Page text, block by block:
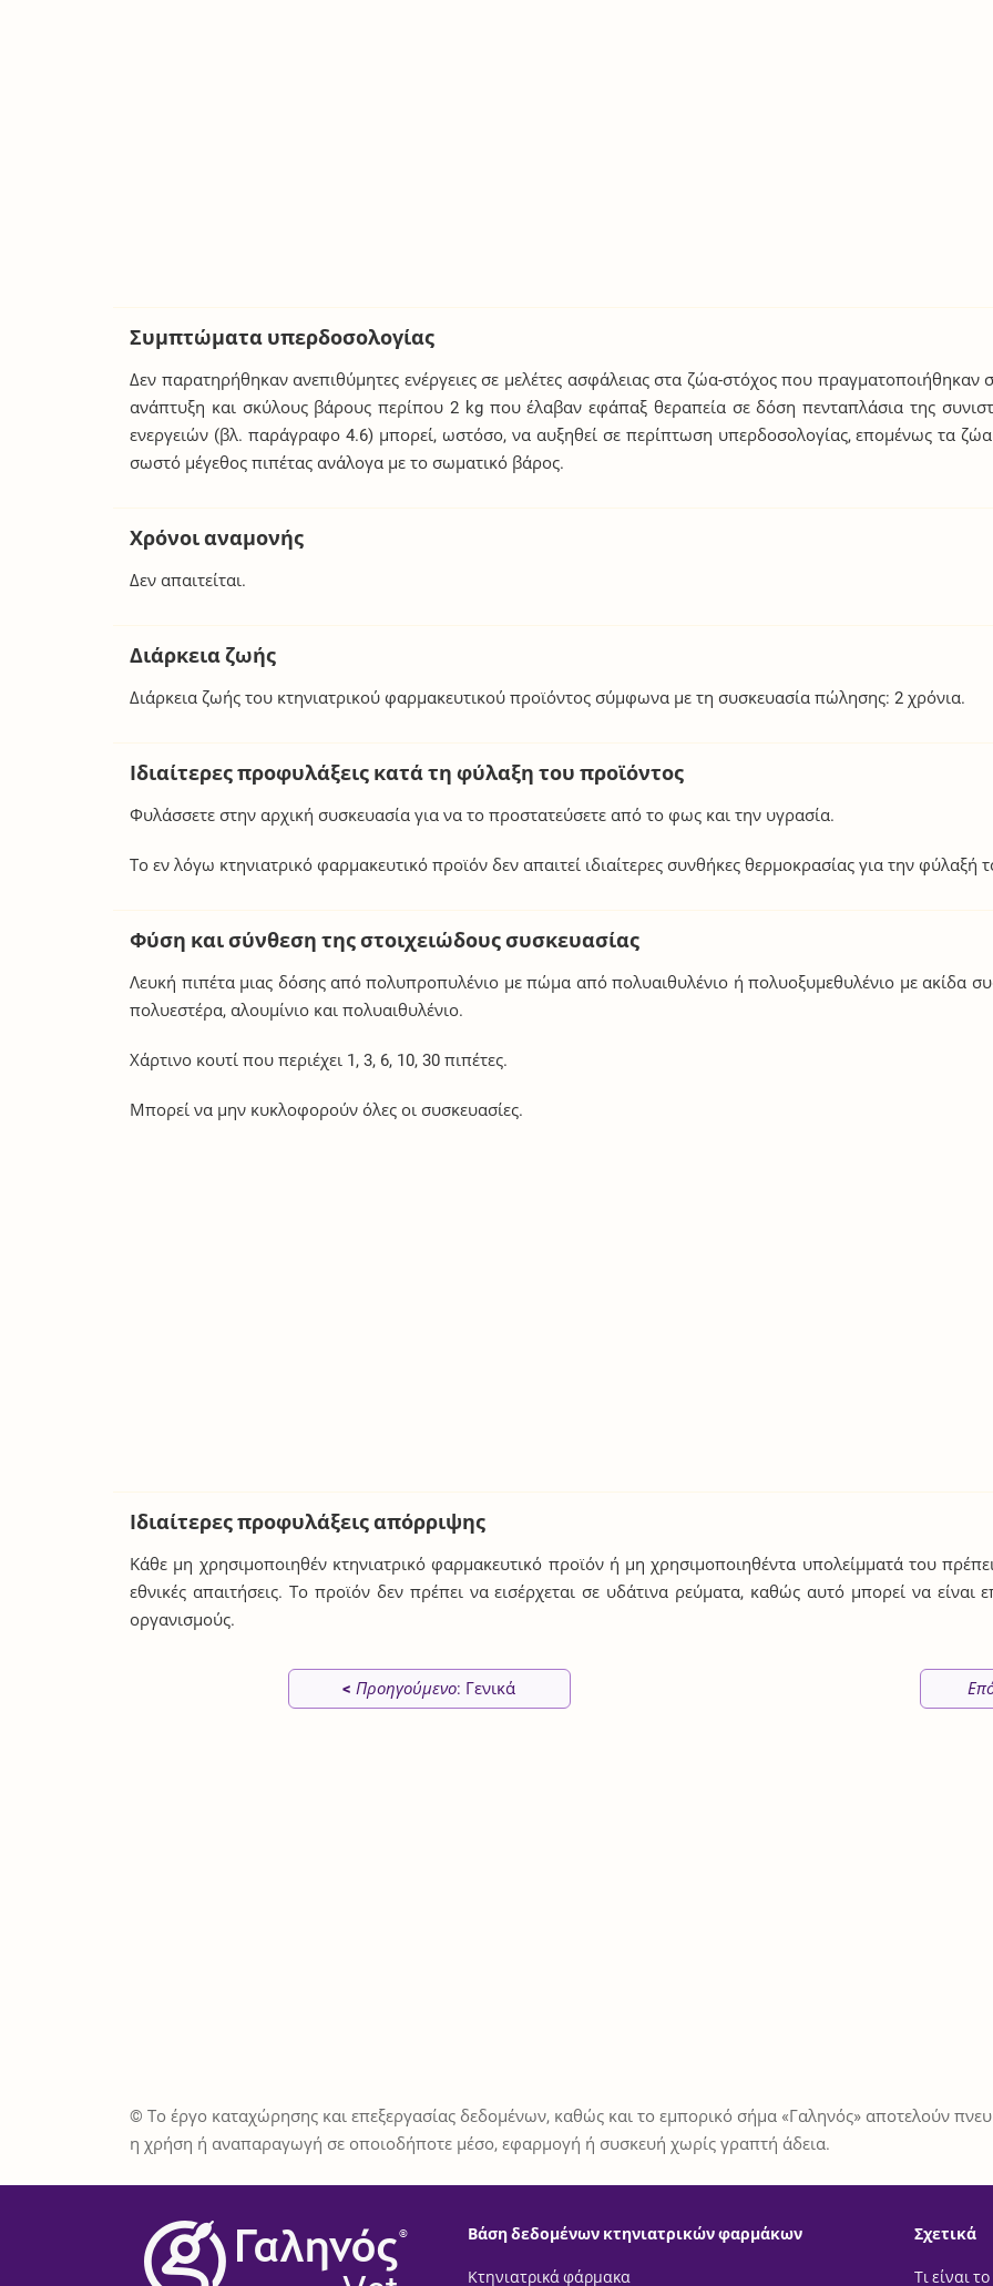
Συμπτώματα υπερδοσολογίας
Δεν παρατηρήθηκαν ανεπιθύμητες ενέργειες σε μελέτες ασφάλειας στα ζώα-στόχος που
ανάπτυξη και σκύλους βάρους περίπου 2 kg που έλαβαν εφάπαξ θεραπεία σε δόση πενταπλάσια της
ενεργειών (βλ. παράγραφο 4.6) μπορεί, ωστόσο, να αυξηθεί σε περίπτωση υπερδοσολογίας, επομένως τα
σωστό μέγεθος πιπέτας ανάλογα με το σωματικό βάρος.
Χρόνοι αναμονής
Δεν απαιτείται.
Διάρκεια ζωής
Διάρκεια ζωής του κτηνιατρικού φαρμακευτικού προϊόντος σύμφωνα με τη συσκευασία πώλησης: 2 χρόνια.
Ιδιαίτερες προφυλάξεις κατά τη φύλαξη του προϊόντος
Φυλάσσετε στην αρχική συσκευασία για να το προστατεύσετε από το φως και την υγρασία.
Το εν λόγω κτηνιατρικό φαρμακευτικό προϊόν δεν απαιτεί ιδιαίτερες συνθήκες θερμοκρασίας για την φύλαξή
Φύση και σύνθεση της στοιχειώδους συσκευασίας
Λευκή πιπέτα μιας δόσης από πολυπροπυλένιο με πώμα από πολυαιθυλένιο ή πολυοξυμεθυλένιο με ακίδα
πολυεστέρα, αλουμίνιο και πολυαιθυλένιο.
Χάρτινο κουτί που περιέχει 1, 3, 6, 10, 30 πιπέτες.
Μπορεί να μην κυκλοφορούν όλες οι συσκευασίες.
Ιδιαίτερες προφυλάξεις απόρριψης
Κάθε μη χρησιμοποιηθέν κτηνιατρικό φαρμακευτικό προϊόν ή μη χρησιμοποιηθέντα υπολείμματά του
εθνικές απαιτήσεις. Το προϊόν δεν πρέπει να εισέρχεται σε υδάτινα ρεύματα, καθώς αυτό μπορεί να είναι
οργανισμούς.
< Προηγούμενο: Γενικά
© Το έργο καταχώρησης και επεξεργασίας δεδομένων, καθώς και το εμπορικό σήμα «Γαληνός» αποτελούν
η χρήση ή αναπαραγωγή σε οποιοδήποτε μέσο, εφαρμογή ή συσκευή χωρίς γραπτή άδεια.
® Βάση δεδομένων κτηνιατρικών φαρμάκων
Κτηνιατρικά φάρμακα
Σχετικά
Τι είναι